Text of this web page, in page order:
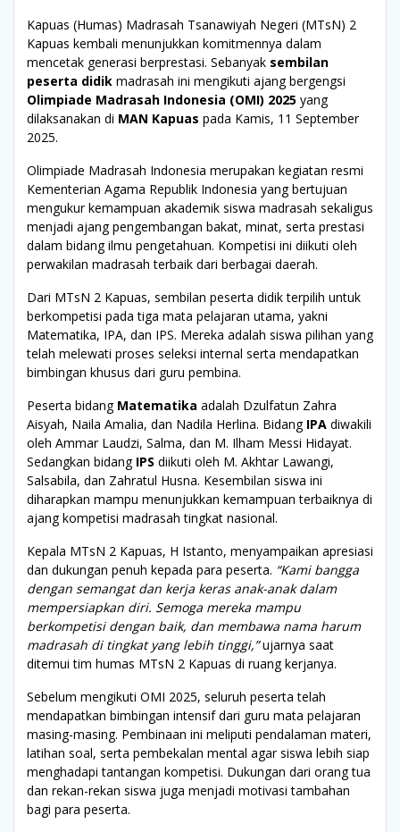
Kapuas (Humas) Madrasah Tsanawiyah Negeri (MTsN) 2
Kapuas kembali menunjukkan komitmennya dalam
mencetak generasi berprestasi. Sebanyak sembilan
peserta didik madrasah ini mengikuti ajang bergengsi
Olimpiade Madrasah Indonesia (OMI) 2025 yang
dilaksanakan di MAN Kapuas pada Kamis, 11 September
2025.
Olimpiade Madrasah Indonesia merupakan kegiatan resmi
Kementerian Agama Republik Indonesia yang bertujuan
mengukur kemampuan akademik siswa madrasah sekaligus
menjadi ajang pengembangan bakat, minat, serta prestasi
dalam bidang ilmu pengetahuan. Kompetisi ini diikuti oleh
perwakilan madrasah terbaik dari berbagai daerah.
Dari MTsN 2 Kapuas, sembilan peserta didik terpilih untuk
berkompetisi pada tiga mata pelajaran utama, yakni
Matematika, IPA, dan IPS. Mereka adalah siswa pilihan yang
telah melewati proses seleksi internal serta mendapatkan
bimbingan khusus dari guru pembina.
Peserta bidang Matematika adalah Dzulfatun Zahra
Aisyah, Naila Amalia, dan Nadila Herlina. Bidang IPA diwakili
oleh Ammar Laudzi, Salma, dan M. Ilham Messi Hidayat.
Sedangkan bidang IPS diikuti oleh M. Akhtar Lawangi,
Salsabila, dan Zahratul Husna. Kesembilan siswa ini
diharapkan mampu menunjukkan kemampuan terbaiknya di
ajang kompetisi madrasah tingkat nasional.
Kepala MTsN 2 Kapuas, H Istanto, menyampaikan apresiasi
dan dukungan penuh kepada para peserta. “Kami bangga
dengan semangat dan kerja keras anak-anak dalam
mempersiapkan diri. Semoga mereka mampu
berkompetisi dengan baik, dan membawa nama harum
madrasah di tingkat yang lebih tinggi,”ujarnya saat
ditemui tim humas MTsN 2 Kapuas di ruang kerjanya.
Sebelum mengikuti OMI 2025, seluruh peserta telah
mendapatkan bimbingan intensif dari guru mata pelajaran
masing-masing. Pembinaan ini meliputi pendalaman materi,
latihan soal, serta pembekalan mental agar siswa lebih siap
menghadapi tantangan kompetisi. Dukungan dari orang tua
dan rekan-rekan siswa juga menjadi motivasi tambahan
bagi para peserta.